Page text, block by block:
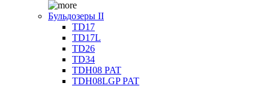
Бульдозеры II
TD17
TD17L
TD26
TD34
TDH08 PAT
TDH08LGP PAT